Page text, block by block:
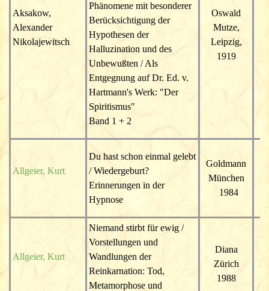
Aksakow,
Alexander
Nikolajewitsch
Phänomene mit besonderer
Berücksichtigung der
Hypothesen der
Halluzination und des
Unbewußten / Als
Entgegnung auf Dr. Ed. v.
Hartmann's Werk: "Der
Spiritismus"
Band 1 + 2
Oswald
Mutze,
Leipzig,
1919
Allgeier, Kurt
Du hast schon einmal gelebt
/ Wiedergeburt?
Erinnerungen in der
Hypnose
Goldmann
München
1984
Allgeier, Kurt
Niemand stirbt für ewig /
Vorstellungen und
Wandlungen der
Reinkarnation: Tod,
Metamorphose und
Diana
Zürich
1988